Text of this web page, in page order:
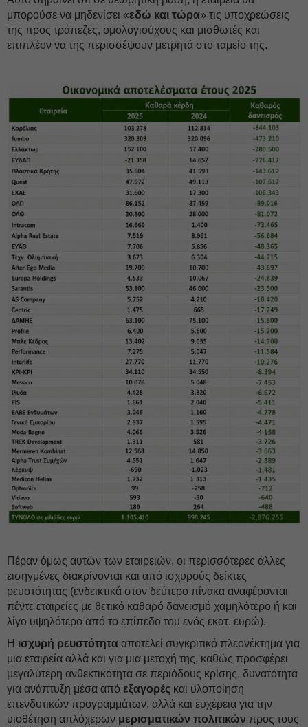
μπορούσε να μηδενίσει «εδώ και τώρα» τις υποχρεώσεις
της προς τράπεζες, ομολογιούχους και μισθωτές και
επιπλέον να της περισσέψουν μετρητά στο ταμείο της.
Πέραν όμως αυτών των εταιρειών, οι περισσότερες άλλες
εισηγμένες διακρίνονται και από ισχυρούς δείκτες
ρευστότητας (ενδεικτικά στον δεύτερο πίνακα αναφέρονται
πέντε εταιρείες με θετικό καθαρό δανεισμό χαμηλότερο ή και
λίγο υψηλότερο από το επίπεδο του ενός εκατ. ευρώ).
Η ισχυρή ρευστότητα αποτελεί συγκριτικό πλεονέκτημα για
μια εταιρεία αλλά και για μια μετοχή της, καθώς προσφέρει
μεγαλύτερη ανθεκτικότητα σε περιόδους κρίσης, δυνατότητα
για ανάπτυξη μέσα από εξαγορές και υλοποίηση
επενδυτικών προγραμμάτων, αλλά και ευχέρεια για την
υιοθέτηση απλόχερων μερισματικών πολιτικών προς τους